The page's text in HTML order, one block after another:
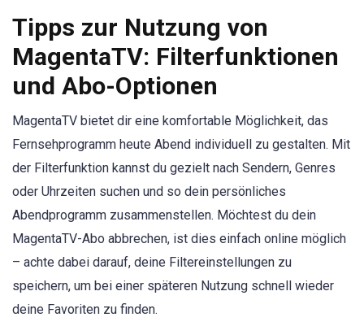
Tipps zur Nutzung von
MagentaTV: Filterfunktionen
und Abo-Optionen
MagentaTV bietet dir eine komfortable Möglichkeit, das
Fernsehprogramm heute Abend individuell zu gestalten. Mit
der Filterfunktion kannst du gezielt nach Sendern, Genres
oder Uhrzeiten suchen und so dein persönliches
Abendprogramm zusammenstellen. Möchtest du dein
MagentaTV-Abo abbrechen, ist dies einfach online möglich
– achte dabei darauf, deine Filtereinstellungen zu
speichern, um bei einer späteren Nutzung schnell wieder
deine Favoriten zu finden.